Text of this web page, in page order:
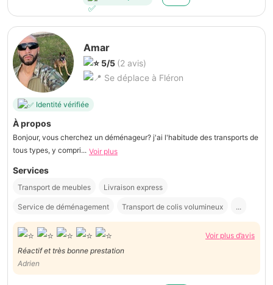
Amar
5/5 (2 avis)
Se déplace à Fléron
Identité vérifiée
À propos
Bonjour, vous cherchez un déménageur? j'ai l'habitude des transports de
tous types, y compri... Voir plus
Services
Transport de meubles Livraison express
Service de déménagement Transport de colis volumineux ...
Voir plus d’avis
Réactif et très bonne prestation
Adrien